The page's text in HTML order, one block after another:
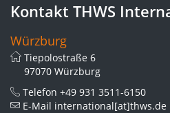
Kontakt THWS
Würzburg
Tiepolostraße 6
97070 Würzburg
Telefon +49 931 3511-6150
E-Mail international[at]thws.de